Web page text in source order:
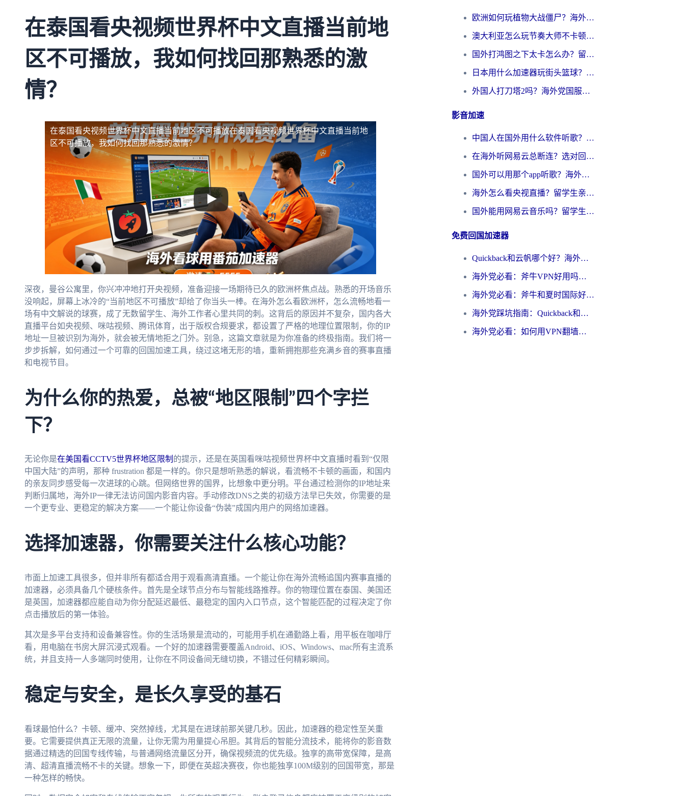
在泰国看央视频世界杯中文直播当前地
区不可播放，我如何找回那熟悉的激
情？
在泰国看央视频世界杯中文直播当前地区不可播放在泰国看央视频世界杯中文直播当前地
区不可播放，我如何找回那熟悉的激情？
深夜，曼谷公寓里，你兴冲冲地打开央视频，准备迎接一场期待已久的欧洲杯焦点战。熟悉的开场音乐
没响起，屏幕上冰冷的“当前地区不可播放”却给了你当头一棒。在海外怎么看欧洲杯，怎么流畅地看一
场有中文解说的球赛，成了无数留学生、海外工作者心里共同的刺。这背后的原因并不复杂，国内各大
直播平台如央视频、咪咕视频、腾讯体育，出于版权合规要求，都设置了严格的地理位置限制，你的IP
地址一旦被识别为海外，就会被无情地拒之门外。别急，这篇文章就是为你准备的终极指南。我们将一
步步拆解，如何通过一个可靠的回国加速工具，绕过这堵无形的墙，重新拥抱那些充满乡音的赛事直播
和电视节目。
为什么你的热爱，总被“地区限制”四个字拦
下？
无论你是在美国看CCTV5世界杯地区限制 的提示，还是在英国看咪咕视频世界杯中文直播时看到“仅限
中国大陆”的声明，那种 frustration 都是一样的。你只是想听熟悉的解说，看流畅不卡顿的画面，和国内
的亲友同步感受每一次进球的心跳。但网络世界的国界，比想象中更分明。平台通过检测你的IP地址来
判断归属地，海外IP一律无法访问国内影音内容。手动修改DNS之类的初级方法早已失效，你需要的是
一个更专业、更稳定的解决方案——一个能让你设备“伪装”成国内用户的网络加速器。
选择加速器，你需要关注什么核心功能？
市面上加速工具很多，但并非所有都适合用于观看高清直播。一个能让你在海外流畅追国内赛事直播的
加速器，必须具备几个硬核条件。首先是全球节点分布与智能线路推荐。你的物理位置在泰国、美国还
是英国，加速器都应能自动为你分配延迟最低、最稳定的国内入口节点，这个智能匹配的过程决定了你
点击播放后的第一体验。
其次是多平台支持和设备兼容性。你的生活场景是流动的，可能用手机在通勤路上看，用平板在咖啡厅
看，用电脑在书房大屏沉浸式观看。一个好的加速器需要覆盖Android、iOS、Windows、mac所有主流系
统，并且支持一人多端同时使用，让你在不同设备间无缝切换，不错过任何精彩瞬间。
稳定与安全，是长久享受的基石
看球最怕什么？卡顿、缓冲、突然掉线，尤其是在进球前那关键几秒。因此，加速器的稳定性至关重
要。它需要提供真正无限的流量，让你无需为用量提心吊胆。其背后的智能分流技术，能将你的影音数
据通过精选的回国专线传输，与普通网络流量区分开，确保视频流的优先级。独享的高带宽保障，是高
清、超清直播流畅不卡的关键。想象一下，即便在英超决赛夜，你也能独享100M级别的回国带宽，那是
一种怎样的畅快。
欧洲如何玩植物大战僵尸？海外党国服游戏加速避坑指南（附实测对比）
澳大利亚怎么玩节奏大师不卡顿？海外党国服游戏加速终极指南
国外打鸿图之下太卡怎么办？留学生亲测有效的国服游戏加速方案
日本用什么加速器玩街头篮球？海外党国服游戏不卡顿的终极攻略
外国人打刀塔2吗？海外党国服游戏加速避坑全攻略
影音加速
中国人在国外用什么软件听歌？别再被地域限制卡脖子，这篇教你轻松解锁国内音乐库
在海外听网易云总断连？选对回国加速器，告别地区限制和卡顿
国外可以用那个app听歌？海外党亲测有效的回国加速方案，轻松听国内音乐听书
海外怎么看央视直播？留学生亲测：3步解决版权限制+追剧自由
国外能用网易云音乐吗？留学生亲测：3步解决海外听歌难题
免费回国加速器
Quickback和云帆哪个好？海外党2026亲测指南：选对加速器大陆工具，无缝刷国内剧玩国服
海外党必看：斧牛VPN好用吗？和GoLinkVPN对比哪个回国效果更好？
海外党必看：斧牛和夏时国际好用吗？3步选对回国加速器，无缝刷国内资源
海外党踩坑指南：Quickback和归雁好用吗？选对加速器才能无缝刷国内资源
海外党必看：如何用VPN翻墙到大陆PTT？一篇解决你所有回国加速痛点